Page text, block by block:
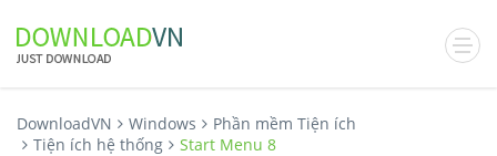
DownloadVN Windows
Phần mềm Tiện ích
Tiện ích hệ thống
Start Menu 8